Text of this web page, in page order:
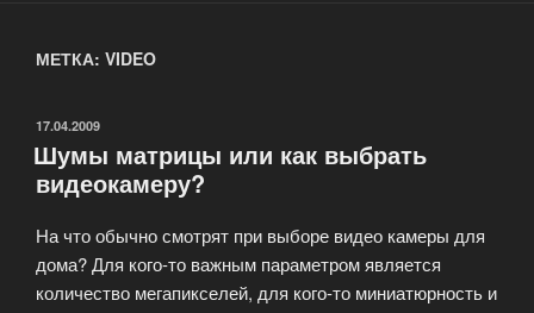
МЕТКА: VIDEO
ОПУБЛИКОВАНО
17.04.2009
Шумы матрицы или как выбрать
видеокамеру?
На что обычно смотрят при выборе видео камеры для
дома? Для кого-то важным параметром является
количество мегапикселей, для кого-то миниатюрность и